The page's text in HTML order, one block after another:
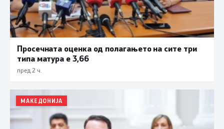
Просечната оценка од полагањето на сите три
типа матура е 3,66
пред 2 ч.
МАКЕДОНИЈА